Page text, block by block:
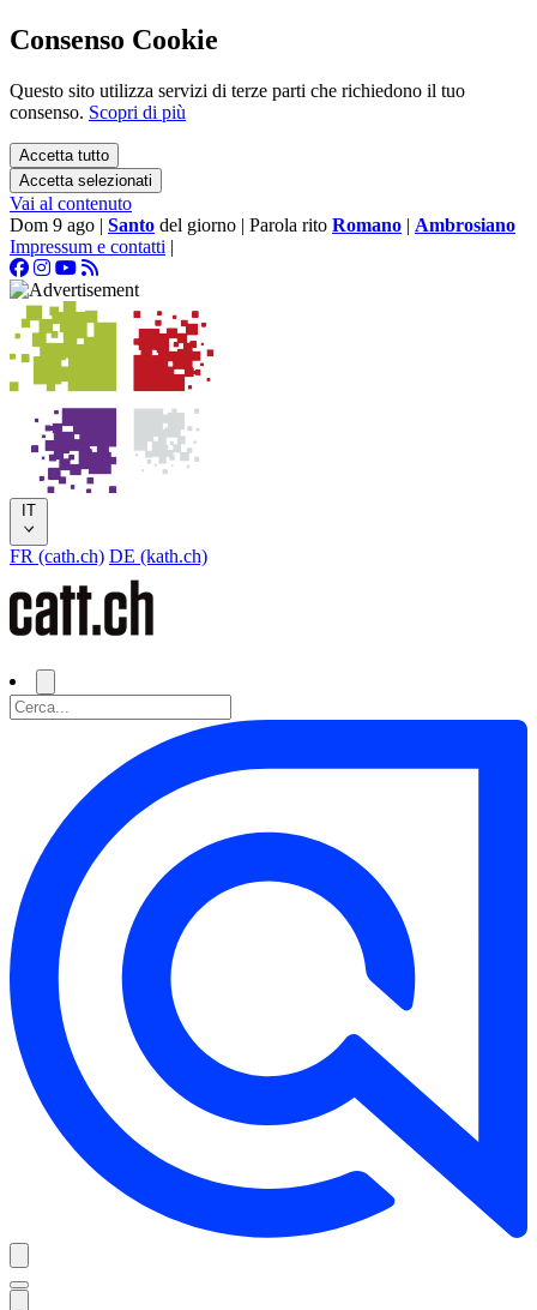
Consenso Cookie
Questo sito utilizza servizi di terze parti che richiedono il tuo
consenso. Scopri di più
Accetta tutto
Accetta selezionati
Vai al contenuto
Dom 9 ago | Santo del giorno | Parola rito Romano | Ambrosiano
Impressum e contatti |
IT
FR (cath.ch) DE (kath.ch)